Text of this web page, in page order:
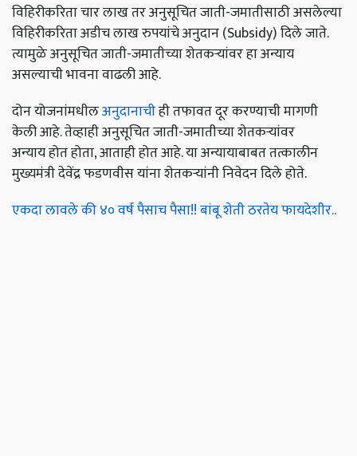
विहिरीकरिता चार लाख तर अनुसूचित जाती-जमातीसाठी असलेल्या
विहिरीकरिता अडीच लाख रुपयांचे अनुदान (Subsidy) दिले जाते.
त्यामुळे अनुसूचित जाती-जमातीच्या शेतकऱ्यांवर हा अन्याय
असल्याची भावना वाढली आहे.
दोन योजनांमधीलअनुदानाचीही तफावत दूर करण्याची मागणी
केली आहे. तेव्हाही अनुसूचित जाती-जमातीच्या शेतकऱ्यांवर
अन्याय होत होता, आताही होत आहे. या अन्यायाबाबत तत्कालीन
मुख्यमंत्री देवेंद्र फडणवीस यांना शेतकऱ्यांनी निवेदन दिले होते.
एकदा लावले की ४० वर्ष पैसाच पैसा!! बांबू शेती ठरतेय फायदेशीर..